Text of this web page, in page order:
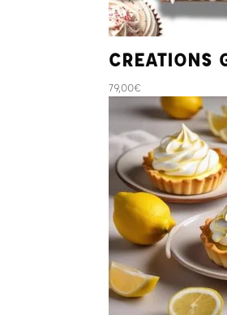
CREATIONS
79,00€